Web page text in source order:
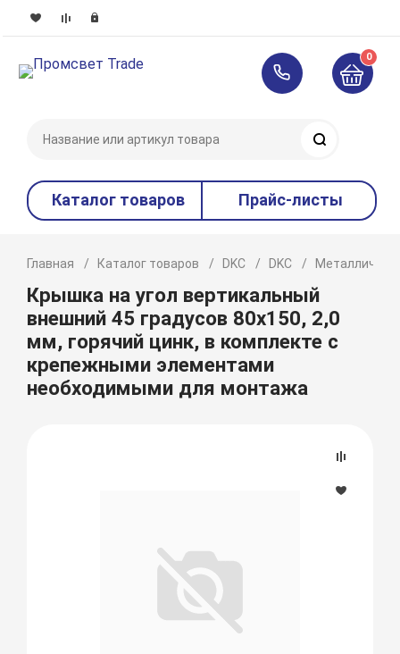
0
Каталог товаров Прайс-листы
Главная Каталог товаров DKC DKC
Крышка на угол вертикальный
внешний 45 градусов 80х150, 2,0
мм, горячий цинк, в комплекте с
крепежными элементами
необходимыми для монтажа